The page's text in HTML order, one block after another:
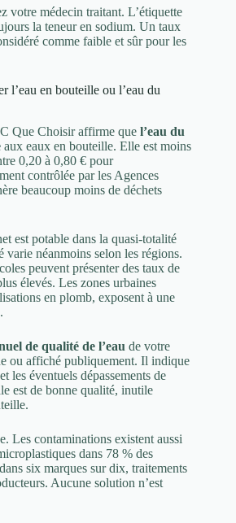
votre médecin traitant. L’étiquette
la teneur en sodium. Un taux
comme faible et sûr pour les
l’eau en bouteille ou l’eau du
Que Choisir affirme que l’eau du
aux eaux en bouteille. Elle est moins
0,20 à 0,80 € pour
contrôlée par les Agences
beaucoup moins de déchets
est potable dans la quasi-totalité
varie néanmoins selon les régions.
peuvent présenter des taux de
élevés. Les zones urbaines
en plomb, exposent à une
de qualité de l’eau de votre
ou affiché publiquement. Il indique
les éventuels dépassements de
est de bonne qualité, inutile
Les contaminations existent aussi
dans 78 % des
six marques sur dix, traitements
Aucune solution n’est